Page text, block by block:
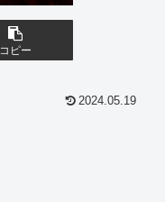
コピー
2024.05.19